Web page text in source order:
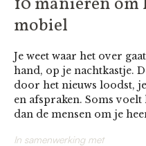
mobiel
Je weet waar het over
hand, op je nachtkastje.
door het nieuws loodst,
en afspraken. Soms
dan de mensen om je
In samenwerking met